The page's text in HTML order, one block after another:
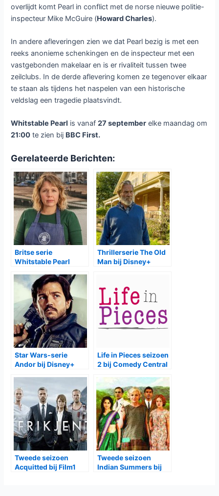
overlijdt komt Pearl in conflict met de norse nieuwe politie-
inspecteur Mike McGuire (Howard Charles).
In andere afleveringen zien we dat Pearl bezig is met een
reeks anonieme schenkingen en de inspecteur met een
vastgebonden makelaar en is er rivaliteit tussen twee
zeilclubs. In de derde aflevering komen ze tegenover elkaar
te staan als tijdens het naspelen van een historische
veldslag een tragedie plaatsvindt.
Whitstable Pearl is vanaf27 september elke maandag om
21:00 te zien bij BBC First.
Gerelateerde Berichten:
Britse serie
Whitstable Pearl
First
Thrillerserie The Old
Man bij Disney+
Star Wars-serie
Andor bij Disney+
Life in Pieces seizoen
2 bij Comedy Central
Tweede seizoen
Acquitted bij Film1
Tweede seizoen
Indian Summers bij